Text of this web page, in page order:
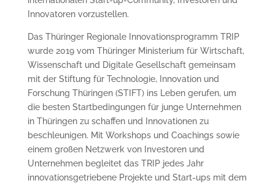
Innovatoren vorzustellen.
Das Thüringer Regionale Innovationsprogramm TRIP
wurde 2019 vom Thüringer Ministerium für Wirtschaft,
Wissenschaft und Digitale Gesellschaft gemeinsam
mit der Stiftung für Technologie, Innovation und
Forschung Thüringen (STIFT) ins Leben gerufen, um
die besten Startbedingungen für junge Unternehmen
in Thüringen zu schaffen und Innovationen zu
beschleunigen. Mit Workshops und Coachings sowie
einem großen Netzwerk von Investoren und
Unternehmen begleitet das TRIP jedes Jahr
innovationsgetriebene Projekte und Start-ups mit dem